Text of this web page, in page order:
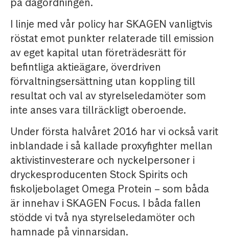
I linje med vår policy har SKAGEN vanligtvis
röstat emot punkter relaterade till emission
av eget kapital utan företrädesrätt för
befintliga aktieägare, överdriven
förvaltningsersättning utan koppling till
resultat och val av styrelseledamöter som
inte anses vara tillräckligt oberoende.
Under första halvåret 2016 har vi också varit
inblandade i så kallade proxyfighter mellan
aktivistinvesterare och nyckelpersoner i
dryckesproducenten Stock Spirits och
fiskoljebolaget Omega Protein – som båda
är innehav i SKAGEN Focus. I båda fallen
stödde vi två nya styrelseledamöter och
hamnade på vinnarsidan.